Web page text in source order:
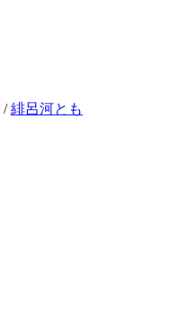
/緋呂河とも